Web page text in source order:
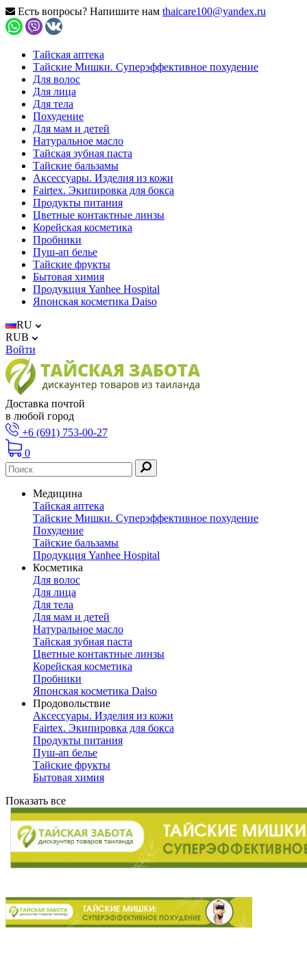
Есть вопросы? Напишите нам thaicare100@yandex.ru
Тайская аптека
Тайские Мишки. Суперэффективное похудение
Для волос
Для лица
Для тела
Похудение
Для мам и детей
Натуральное масло
Тайская зубная паста
Тайские бальзамы
Аксессуары. Изделия из кожи
Fairtex. Экипировка для бокса
Продукты питания
Цветные контактные линзы
Корейская косметика
Пробники
Пуш-ап белье
Тайские фрукты
Бытовая химия
Продукция Yanhee Hospital
Японская косметика Daiso
RU
RUB
Войти
Доставка почтой
в любой город
+6 (691) 753-00-27
0
Медицина
Тайская аптека
Тайские Мишки. Суперэффективное похудение
Похудение
Тайские бальзамы
Продукция Yanhee Hospital
Косметика
Для волос
Для лица
Для тела
Для мам и детей
Натуральное масло
Тайская зубная паста
Цветные контактные линзы
Корейская косметика
Пробники
Японская косметика Daiso
Продовольствие
Аксессуары. Изделия из кожи
Fairtex. Экипировка для бокса
Продукты питания
Пуш-ап белье
Тайские фрукты
Бытовая химия
Показать все